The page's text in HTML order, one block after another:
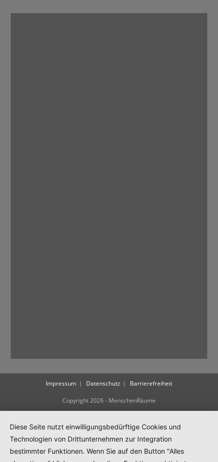
Impressum Datenschutz Barrierefreiheit
Copyright 2026 - MenschenRäume
Diese Seite nutzt einwilligungsbedürftige Cookies und
Technologien von Drittunternehmen zur Integration
bestimmter Funktionen. Wenn Sie auf den Button "Alles